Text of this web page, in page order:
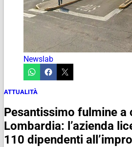
Newslab
ATTUALITÀ
Pesantissimo fulmine a
Lombardia: l’azienda
110 dipendenti